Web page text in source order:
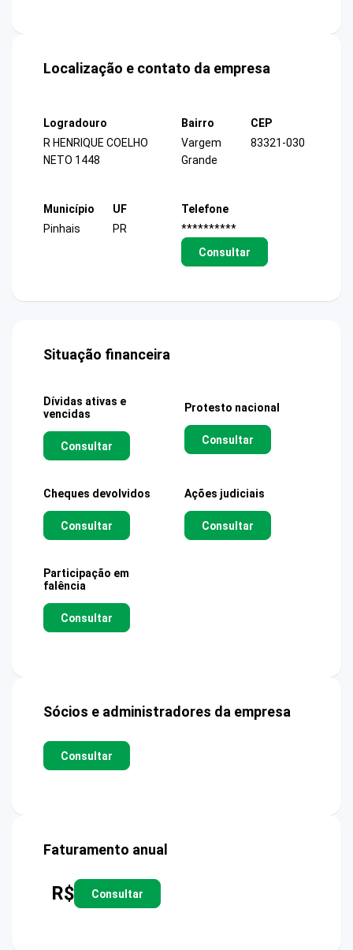
Localização e contato da empresa
Logradouro
R HENRIQUE COELHO
NETO 1448
Bairro
Vargem
Grande
CEP
83321-030
Município
Pinhais
UF
PR
Telefone
**********
Consultar
Situação financeira
Dívidas ativas e
vencidas
Consultar
Protesto nacional
Consultar
Cheques devolvidos
Consultar
Ações judiciais
Consultar
Participação em
falência
Consultar
Sócios e administradores da empresa
Consultar
Faturamento anual
R$ Consultar